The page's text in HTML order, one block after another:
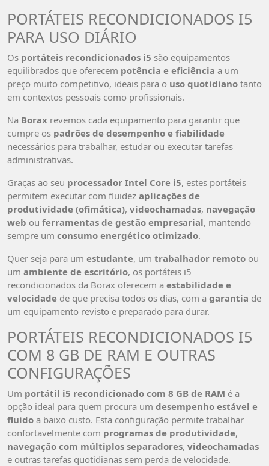
PORTÁTEIS RECONDICIONADOS I5
PARA USO DIÁRIO
Os portáteis recondicionados i5 são equipamentos
equilibrados que oferecem potência e eficiência a um
preço muito competitivo, ideais para o uso quotidiano tanto
em contextos pessoais como profissionais.
Na Borax revemos cada equipamento para garantir que
cumpre os padrões de desempenho e fiabilidade
necessários para trabalhar, estudar ou executar tarefas
administrativas.
Graças ao seu processador Intel Core i5, estes portáteis
permitem executar com fluidez aplicações de
produtividade (ofimática), videochamadas, navegação
web ou ferramentas de gestão empresarial, mantendo
sempre um consumo energético otimizado.
Quer seja para um estudante, um trabalhador remoto ou
um ambiente de escritório, os portáteis i5
recondicionados da Borax oferecem a estabilidade e
velocidade de que precisa todos os dias, com a garantia de
um equipamento revisto e preparado para durar.
PORTÁTEIS RECONDICIONADOS I5
COM 8 GB DE RAM E OUTRAS
CONFIGURAÇÕES
Um portátil i5 recondicionado com 8 GB de RAM é a
opção ideal para quem procura um desempenho estável e
fluido a baixo custo. Esta configuração permite trabalhar
confortavelmente com programas de produtividade,
navegação com múltiplos separadores, videochamadas
e outras tarefas quotidianas sem perda de velocidade.